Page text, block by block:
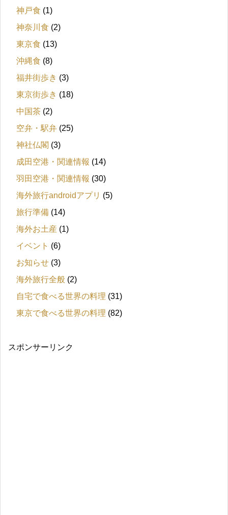
神戸食 (1)
神奈川食 (2)
東京食 (13)
沖縄食 (8)
福井街歩き (3)
東京街歩き (18)
中国茶 (2)
空弁・駅弁 (25)
神社仏閣 (3)
成田空港・関連情報 (14)
羽田空港・関連情報 (30)
海外旅行androidアプリ (5)
旅行準備 (14)
海外お土産 (1)
イベント (6)
お知らせ (3)
海外旅行全般 (2)
自宅で食べる世界の料理 (31)
東京で食べる世界の料理 (82)
スポンサーリンク